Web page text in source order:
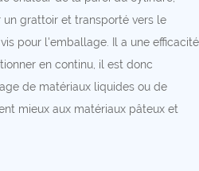
grattoir et transporté vers le
pour l'emballage. Il a une efficacité
en continu, il est donc
de matériaux liquides ou de
mieux aux matériaux pâteux et